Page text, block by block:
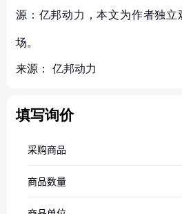
源：亿邦动力，本文为作者独
场。
来源： 亿邦动力
填写询价